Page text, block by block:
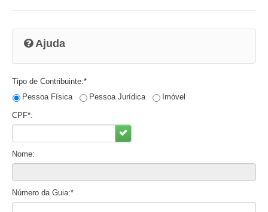
Ajuda
Tipo de Contribuinte:*
Pessoa Física
Pessoa Jurídica Imóvel
CPF*:
Nome:
Número da Guia:*